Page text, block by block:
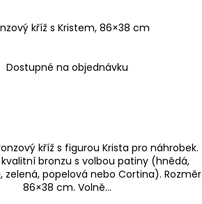
kříž s Kristem, 86×38 cm
Dostupné na objednávku
kříž s figurou Krista pro náhrobek.
bronzu s volbou patiny (hnědá,
zelená, popelová nebo Cortina). Rozměr
86×38 cm. Volně...